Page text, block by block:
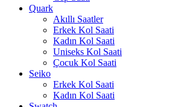
Quark
Akıllı Saatler
Erkek Kol Saati
Kadın Kol Saati
Uniseks Kol Saati
Çocuk Kol Saati
Seiko
Erkek Kol Saati
Kadın Kol Saati